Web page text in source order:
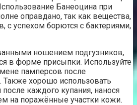
Банеоцина при
оправдано, так как вещества,
с успехом борются с бактериями,
ношением подгузников,
в форме присыпки. Используйте
памперсов после
хорошо использовать
каждого купания, нанося
на поражённые участки кожи.